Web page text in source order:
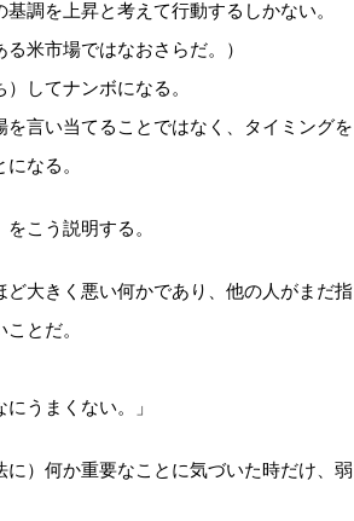
調を上昇と考えて行動するしかない。
米市場ではなおさらだ。）
してナンボになる。
言い当てることではなく、タイミングを
なる。
こう説明する。
ど大きく悪い何かであり、他の人がまだ指
とだ。
うまくない。」
）何か重要なことに気づいた時だけ、弱